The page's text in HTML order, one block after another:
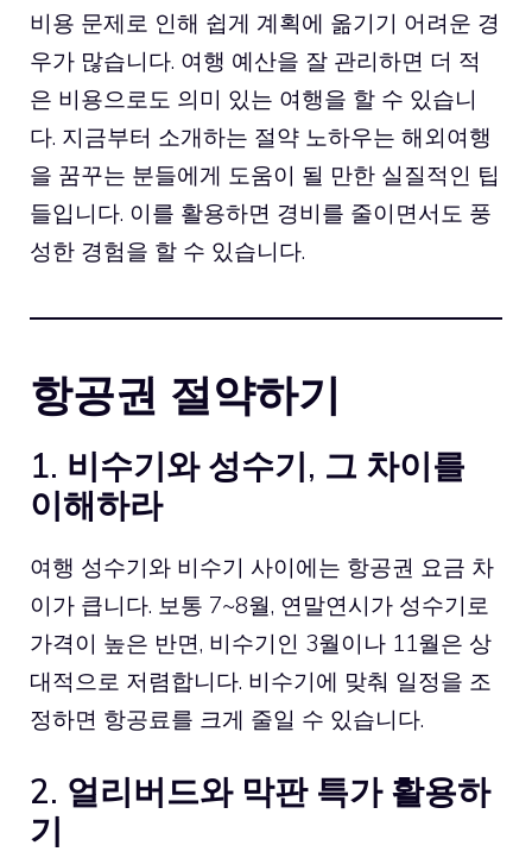
비용 문제로 인해 쉽게 계획에 옮기기 어려운 경
우가 많습니다. 여행 예산을 잘 관리하면 더 적
은 비용으로도 의미 있는 여행을 할 수 있습니
다. 지금부터 소개하는 절약 노하우는 해외여행
을 꿈꾸는 분들에게 도움이 될 만한 실질적인 팁
들입니다. 이를 활용하면 경비를 줄이면서도 풍
성한 경험을 할 수 있습니다.
항공권 절약하기
1. 비수기와 성수기, 그 차이를
이해하라
여행 성수기와 비수기 사이에는 항공권 요금 차
이가 큽니다. 보통 7~8월, 연말연시가 성수기로
가격이 높은 반면, 비수기인 3월이나 11월은 상
대적으로 저렴합니다. 비수기에 맞춰 일정을 조
정하면 항공료를 크게 줄일 수 있습니다.
2. 얼리버드와 막판 특가 활용하
기